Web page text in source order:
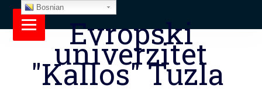
Evropski
univerzitet
"Kallos" Tuzla
Bosnian